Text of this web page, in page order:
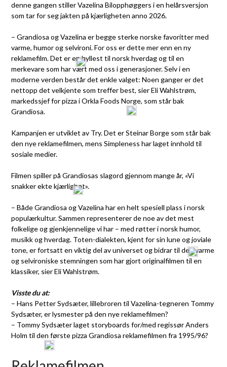
denne gangen stiller Vazelina Bilopphøggers i en helårsversjon
som tar for seg jakten på kjærligheten anno 2026.
– Grandiosa og Vazelina er begge sterke norske favoritter med
varme, humor og selvironi. For oss er dette mer enn en ny
reklamefilm. Det er en hyllest til norsk hverdag og til en
merkevare som har vært med oss i generasjoner. Selv i en
moderne verden består det enkle valget: Noen ganger er det
nettopp det velkjente som treffer best, sier Eli Wahlstrøm,
markedssjef for pizza i Orkla Foods Norge, som står bak
Grandiosa.
Kampanjen er utviklet av Try. Det er Steinar Borge som står bak
den nye reklamefilmen, mens Simpleness har laget innhold til
sosiale medier.
Filmen spiller på Grandiosas slagord gjennom mange år, «Vi
snakker ekte kjærlighet».
– Både Grandiosa og Vazelina har en helt spesiell plass i norsk
populærkultur. Sammen representerer de noe av det mest
folkelige og gjenkjennelige vi har – med røtter i norsk humor,
musikk og hverdag. Toten-dialekten, kjent for sin lune og joviale
tone, er fortsatt en viktig del av universet og bidrar til den varme
og selvironiske stemningen som har gjort originalfilmen til en
klassiker, sier Eli Wahlstrøm.
Visste du at:
– Hans Petter Sydsæter, lillebroren til Vazelina-tegneren Tommy
Sydsæter, er lysmester på den nye reklamefilmen?
– Tommy Sydsæter laget storyboards for/med regissør Anders
Holm til den første pizza Grandiosa reklamefilmen fra 1995/96?